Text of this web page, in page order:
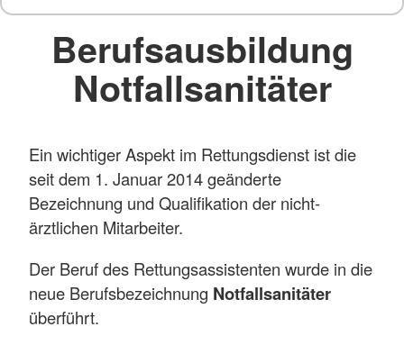
Berufsausbildung
Notfallsanitäter
Ein wichtiger Aspekt im Rettungsdienst ist die
seit dem 1. Januar 2014 geänderte
Bezeichnung und Qualifikation der nicht-
ärztlichen Mitarbeiter.
Der Beruf des Rettungsassistenten wurde in die
neue Berufsbezeichnung Notfallsanitäter
überführt.